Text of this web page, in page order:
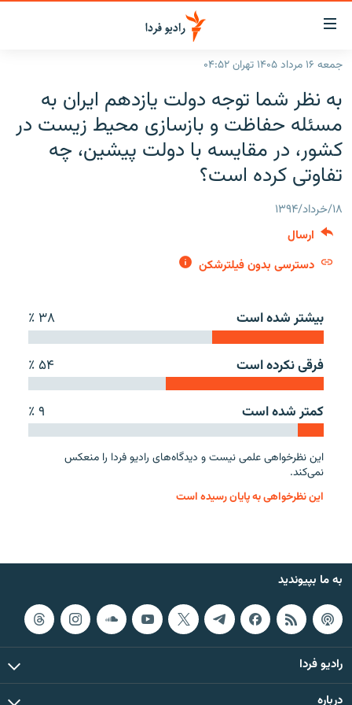
لینک‌های
قابلیت
دسترسی
بازگشت
منوی
اصلی
رفتن
صفحه
جستجو
ایران
جهان
رادیو
برنامه‌های رادیویی
چندرسانه‌ای
به ما بپیوندید
جمعه ۱۶ مرداد ۱۴۰۵ تهران ۰۴:۵۲
به نظر شما توجه دولت یازدهم ایران به
مسئله حفاظت و بازسازی محیط زیست در
کشور، در مقایسه با دولت پیشین، چه
تفاوتی کرده است؟
۱۸/خرداد/۱۳۹۴
ارسال
دسترسی بدون فیلترشکن
بیشتر شده است ۳۸ ٪
فرقی نکرده است ۵۴ ٪
کمتر شده است ۹ ٪
این نظرخواهی علمی نیست و دیدگاه‌های رادیو فردا را منعکس
نمی‌کند.
این نظرخواهی به پایان رسیده است
به ما بپیوندید
رادیو فردا
درباره